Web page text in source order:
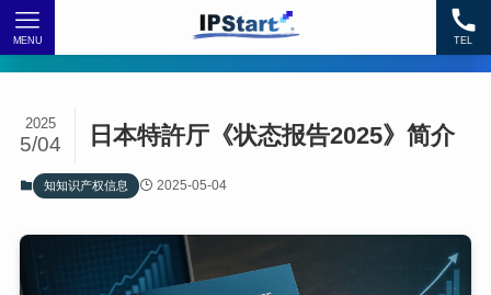
TEL
MENU
日本特許厅《状态报告2025》简介
2025
5/04
知知识产权信息 2025-05-04